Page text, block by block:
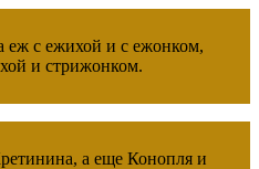
еж с ежихой и с ежонком,
и стрижонком.
а еще Конопля и